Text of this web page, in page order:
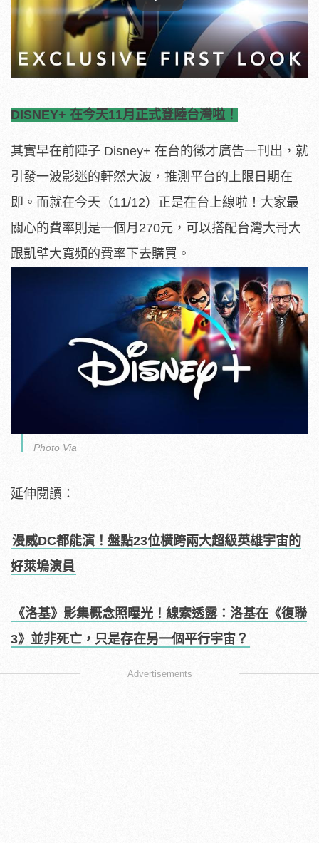
Play
DISNEY+ 在今天11月正式登陸台灣啦！
其實早在前陣子 Disney+ 在台的徵才廣告一刊出，就
引發一波影迷的軒然大波，推測平台的上限日期在
即。而就在今天（11/12）正是在台上線啦！大家最
關心的費率則是一個月270元，可以搭配台灣大哥大
跟凱擘大寬頻的費率下去購買。
Photo Via
延伸閱讀：
漫威DC都能演！盤點23位橫跨兩大超級英雄宇宙的
好萊塢演員
《洛基》影集概念照曝光！線索透露：洛基在《復聯
3》並非死亡，只是存在另一個平行宇宙？
Advertisements